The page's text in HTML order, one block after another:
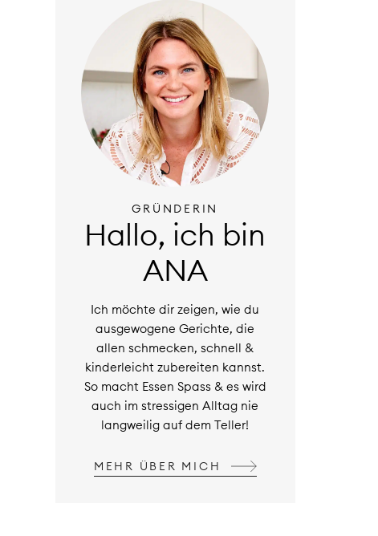
GRÜNDERIN
Hallo, ich bin
ANA
Ich möchte dir zeigen, wie du
ausgewogene Gerichte, die
allen schmecken, schnell &
kinderleicht zubereiten kannst.
So macht Essen Spass & es wird
auch im stressigen Alltag nie
langweilig auf dem Teller!
MEHR ÜBER MICH